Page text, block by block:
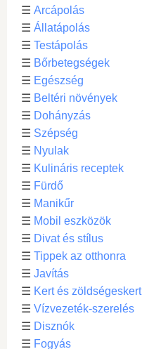
☰ Arcápolás
☰ Állatápolás
☰ Testápolás
☰ Bőrbetegségek
☰ Egészség
☰ Beltéri növények
☰ Dohányzás
☰ Szépség
☰ Nyulak
☰ Kulináris receptek
☰ Fürdő
☰ Manikűr
☰ Mobil eszközök
☰ Divat és stílus
☰ Tippek az otthonra
☰ Javítás
☰ Kert és zöldségeskert
☰ Vízvezeték-szerelés
☰ Disznók
☰ Fogyás